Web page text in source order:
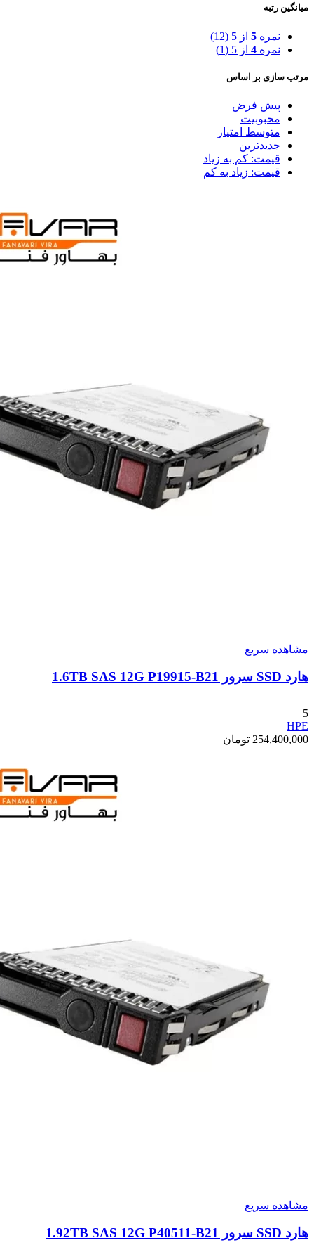
میانگین رتبه
نمره 5 از 5
(12)
نمره 4 از 5 (1)
مرتب سازی بر اساس
پیش فرض
محبوبیت
متوسط امتیاز
جدیدترین
قیمت: کم به زیاد
قیمت: زیاد به کم
مشاهده سریع
هارد SSD سرور 1.6TB SAS 12G P19915-B21
5
HPE
254,400,000 تومان
مشاهده سریع
هارد SSD سرور 1.92TB SAS 12G P40511-B21